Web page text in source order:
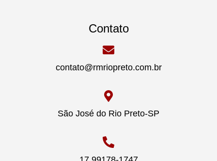
Contato
contato@rmriopreto.com.br
São José do Rio Preto-SP